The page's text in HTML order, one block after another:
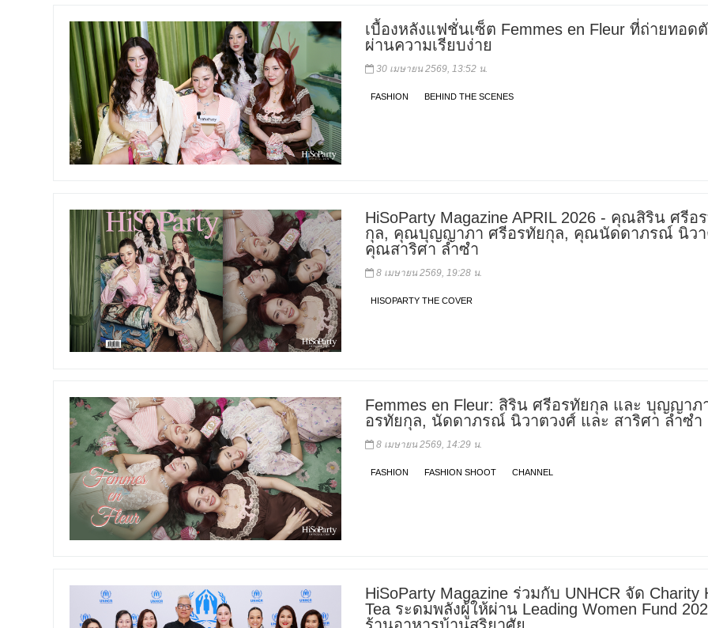
เบื้องหลังแฟชั่นเซ็ต Femmes en Fleur ที่ถ่ายทอด
ผ่านความเรียบง่าย
30 เมษายน 2569, 13:52 น.
FASHION BEHIND THE SCENES
HiSoParty Magazine APRIL 2026 - คุณสิริน ศรีอ
กุล, คุณบุญญาภา ศรีอรทัยกุล, คุณนัดดาภรณ์ นิวา
คุณสาริศา ล่ำซำ
8 เมษายน 2569, 19:28 น.
HISOPARTY THE COVER
Femmes en Fleur: สิริน ศรีอรทัยกุล และ บุญญาภ
อรทัยกุล, นัดดาภรณ์ นิวาตวงศ์ และ สาริศา ล่ำซำ
8 เมษายน 2569, 14:29 น.
FASHION FASHION SHOOT CHANNEL
HiSoParty Magazine ร่วมกับ UNHCR จัด Charity
Tea ระดมพลังผู้ให้ผ่าน Leading Women Fund